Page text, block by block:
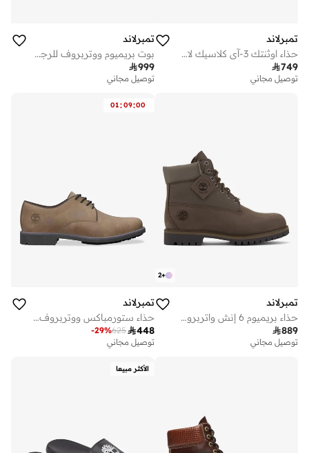
تمبرلاند
حذاء اوثنتك 3-آي كلاسيك لاج للرجال
749
توصيل مجاني
تمبرلاند
بوت بريميوم ووتربروف للرجال
999
توصيل مجاني
+
2
تمبرلاند
حذاء بريميوم 6 إنش واتربروف للرجال
889
توصيل مجاني
01:09:00
تمبرلاند
حذاء ستورمباكس ووتربروف للرجال
448
625
-29%
توصيل مجاني
الأكثر مبيعا